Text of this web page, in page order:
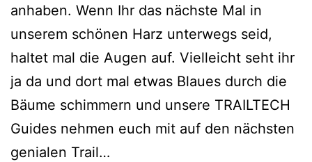
anhaben. Wenn Ihr das nächste Mal in
unserem schönen Harz unterwegs seid,
haltet mal die Augen auf. Vielleicht seht ihr
ja da und dort mal etwas Blaues durch die
Bäume schimmern und unsere TRAILTECH
Guides nehmen euch mit auf den nächsten
genialen Trail…